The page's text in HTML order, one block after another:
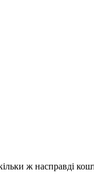
ж насправді